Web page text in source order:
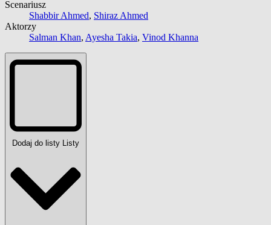
Scenariusz
Shabbir Ahmed, Shiraz Ahmed
Aktorzy
Salman Khan, Ayesha Takia, Vinod Khanna
Dodaj do listy Listy